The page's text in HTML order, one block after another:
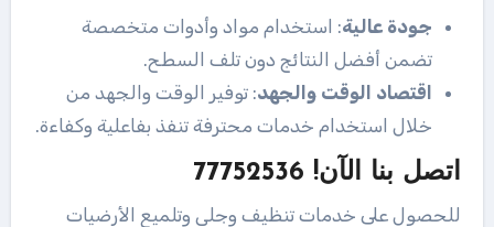
جودة عالية: استخدام مواد وأدوات متخصصة
تضمن أفضل النتائج دون تلف السطح.
اقتصاد الوقت والجهد: توفير الوقت والجهد من
خلال استخدام خدمات محترفة تنفذ بفاعلية وكفاءة.
اتصل بنا الآن! 77752536
للحصول على خدمات تنظيف وجلي وتلميع الأرضيات